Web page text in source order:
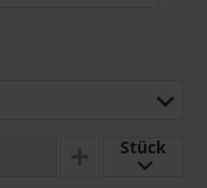
PLUS
Stück